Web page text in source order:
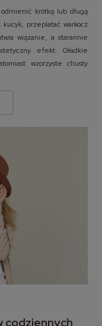
odmienić krótką lub długą
przeplatać warkocz
wiązanie, a starannie
efekt. Gładkie
wzorzyste chusty
codziennych